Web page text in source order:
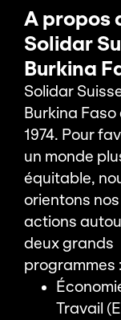
A propos
Solidar
Burkina
Solidar
Burkina
1974. Pour
un monde
équitable,
orientons nos
actions
deux grands
programmes :
Travail